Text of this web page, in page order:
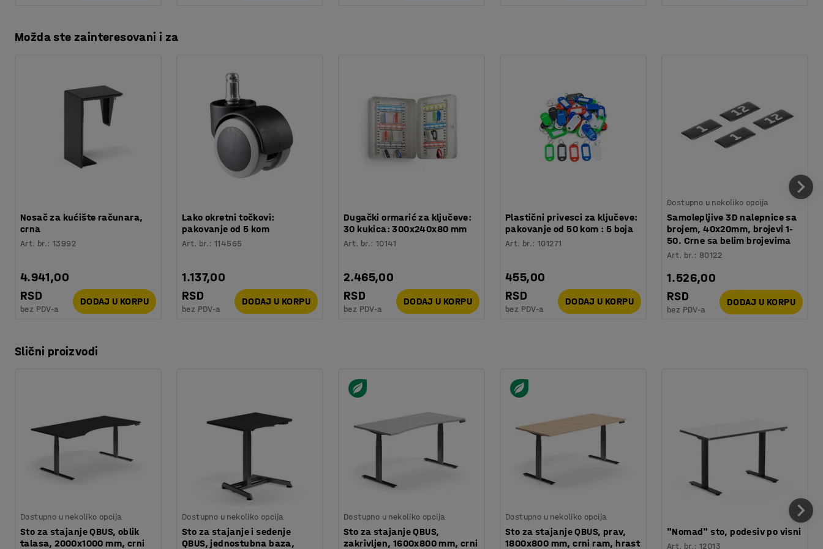
Možda ste zainteresovani i za
Nosač za kućište računara,
crna
Art. br.:13992
4.941,00
RSD
bez PDV-a
DODAJ U KORPU
Lako okretni točkovi:
pakovanje od 5 kom
Art. br.:114565
1.137,00
RSD
bez PDV-a
DODAJ U KORPU
Dugački ormarić za ključeve:
30 kukica: 300x240x80 mm
Art. br.:10141
2.465,00
RSD
bez PDV-a
DODAJ U KORPU
Plastični privesci za ključeve:
pakovanje od 50 kom : 5 boja
Art. br.:101271
455,00
RSD
bez PDV-a
DODAJ U KORPU
Dostupno u nekoliko opcija
Samolepljive 3D nalepnice sa
brojem, 40x20mm, brojevi 1-
50. Crne sa belim brojevima
Art. br.: 80122
1.526,00
RSD
bez PDV-a
DODAJ U KORPU
Slični proizvodi
Dostupno u nekoliko opcija
Sto za stajanje QBUS, oblik
talasa, 2000x1000 mm, crni
Dostupno u nekoliko opcija
Sto za stajanje i sedenje
QBUS, jednostubna baza,
Dostupno u nekoliko opcija
Sto za stajanje QBUS,
zakrivljen, 1600x800 mm, crni
Dostupno u nekoliko opcija
Sto za stajanje QBUS, prav,
1800x800 mm, crni ram, hrast
"Nomad" sto, podesiv po visni
Art. br.:12013